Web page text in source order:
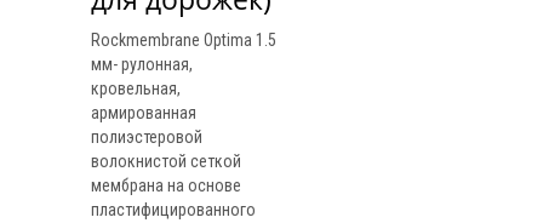
Rockmembrane Optima 1.5
мм- рулонная,
кровельная,
армированная
полиэстеровой
волокнистой сеткой
мембрана на основе
пластифицированного